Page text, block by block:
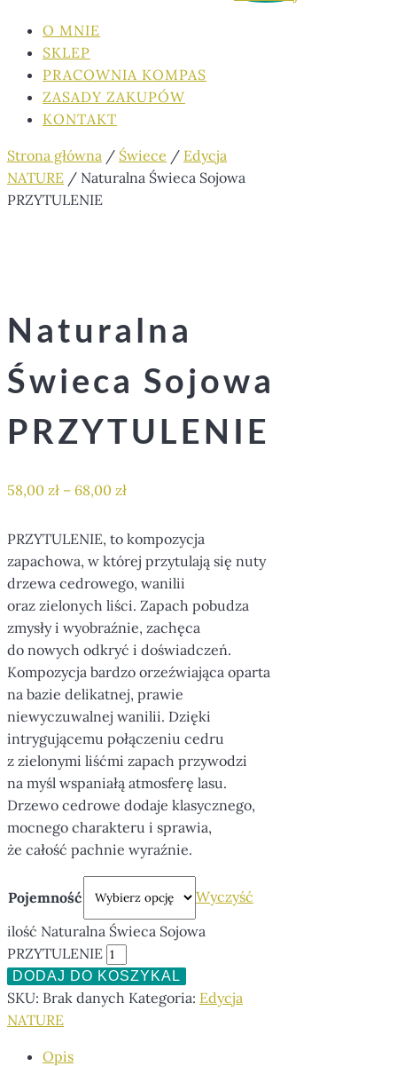
O MNIE
SKLEP
PRACOWNIA KOMPAS
ZASADY ZAKUPÓW
KONTAKT
Strona główna / Świece / Edycja
NATURE / Naturalna Świeca Sojowa
PRZYTULENIE
Naturalna
Świeca Sojowa
PRZYTULENIE
58,00 zł – 68,00 zł
PRZYTULENIE, to kompozycja
zapachowa, w której przytulają się nuty
drzewa cedrowego, wanilii
oraz zielonych liści. Zapach pobudza
zmysły i wyobraźnie, zachęca
do nowych odkryć i doświadczeń.
Kompozycja bardzo orzeźwiająca oparta
na bazie delikatnej, prawie
niewyczuwalnej wanilii. Dzięki
intrygującemu połączeniu cedru
z zielonymi liśćmi zapach przywodzi
na myśl wspaniałą atmosferę lasu.
Drzewo cedrowe dodaje klasycznego,
mocnego charakteru i sprawia,
że całość pachnie wyraźnie.
Pojemność
Wyczyść
ilość Naturalna Świeca Sojowa
PRZYTULENIE
DODAJ DO KOSZYKA
SKU: Brak danych Kategoria: Edycja
NATURE
Opis